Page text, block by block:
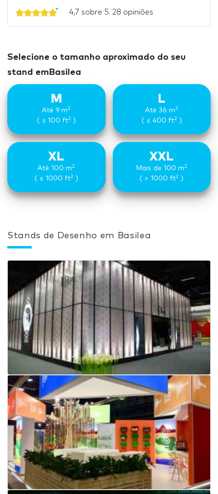
4,7 sobre 5. 28 opiniões
Selecione o tamanho aproximado do seu
stand emBasilea
M
Até 9 m2
( ≤ 100 ft2)
L
Até 36 m2
( ≤ 400 ft2)
XL
Até 100 m2
( ≤ 1000 ft2)
XXL
Mais de 100 m2
( > 1000 ft2 )
Stands de Desenho em Basilea